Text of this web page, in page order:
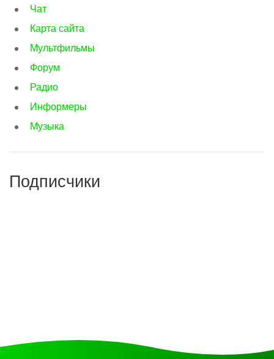
Чат
Карта сайта
Мультфильмы
Форум
Радио
Информеры
Музыка
Подписчики